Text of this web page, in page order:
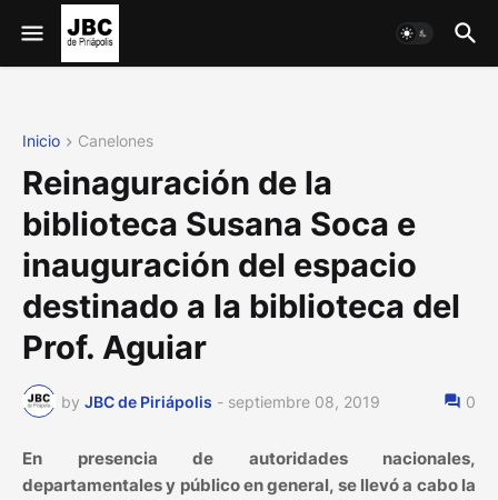
Inicio Canelones
Reinaguración de la
biblioteca Susana Soca e
inauguración del espacio
destinado a la biblioteca del
Prof. Aguiar
by JBC de Piriápolis - septiembre 08, 2019 0
En presencia de autoridades nacionales,
departamentales y público en general, se llevó a cabo la